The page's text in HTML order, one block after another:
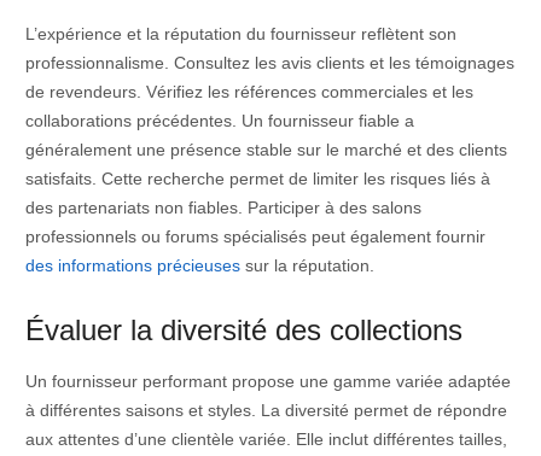
L’expérience et la réputation du fournisseur reflètent son
professionnalisme. Consultez les avis clients et les témoignages
de revendeurs. Vérifiez les références commerciales et les
collaborations précédentes. Un fournisseur fiable a
généralement une présence stable sur le marché et des clients
satisfaits. Cette recherche permet de limiter les risques liés à
des partenariats non fiables. Participer à des salons
professionnels ou forums spécialisés peut également fournir
des informations précieusessur la réputation.
Évaluer la diversité des collections
Un fournisseur performant propose une gamme variée adaptée
à différentes saisons et styles. La diversité permet de répondre
aux attentes d’une clientèle variée. Elle inclut différentes tailles,